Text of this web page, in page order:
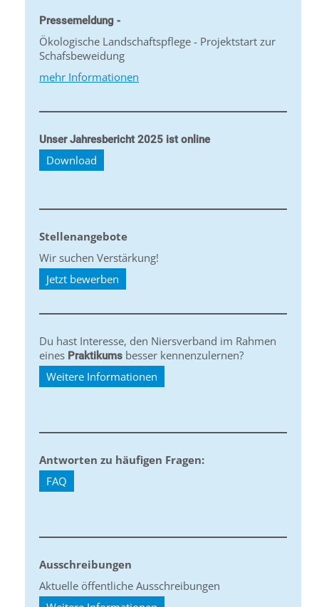
Pressemeldung -
Ökologische Landschaftspflege - Projektstart zur
Schafsbeweidung
mehr Informationen
Unser Jahresbericht 2025 ist online
Download
Stellenangebote
Wir suchen Verstärkung!
Jetzt bewerben
Du hast Interesse, den Niersverband im Rahmen
eines Praktikums besser kennenzulernen?
Weitere Informationen
Antworten zu häufigen Fragen:
FAQ
Ausschreibungen
Aktuelle öffentliche Ausschreibungen